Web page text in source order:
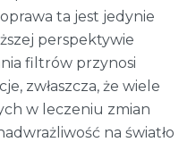
ta jest jedynie
perspektywie
filtrów przynosi
zwłaszcza, że wiele
w leczeniu zmian
na światło